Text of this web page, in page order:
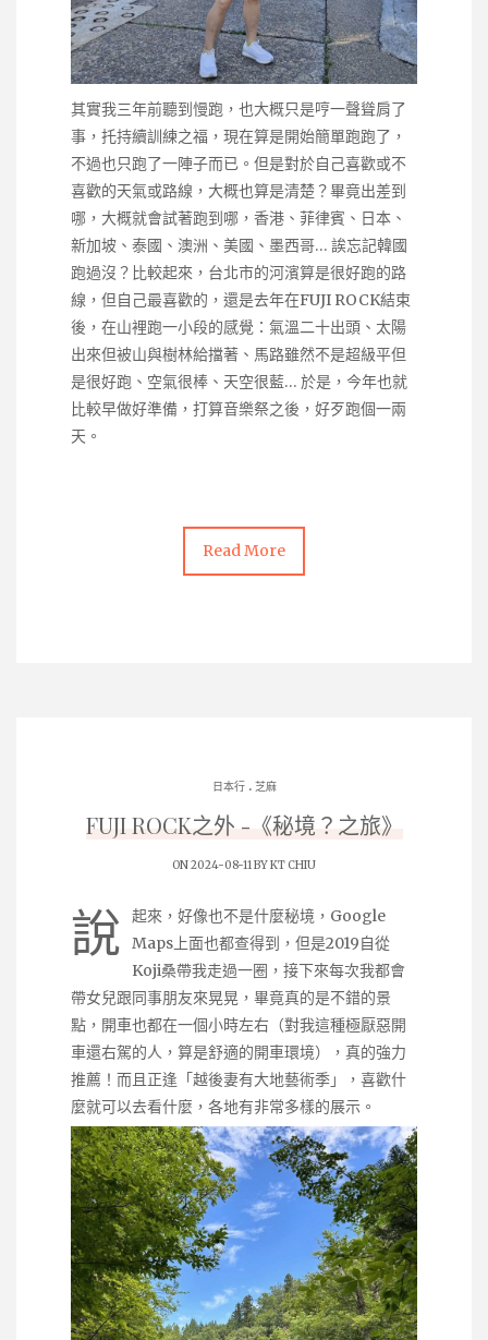
其實我三年前聽到慢跑，也大概只是哼一聲聳肩了
事，托持續訓練之福，現在算是開始簡單跑跑了，
不過也只跑了一陣子而已。但是對於自己喜歡或不
喜歡的天氣或路線，大概也算是清楚？畢竟出差到
哪，大概就會試著跑到哪，香港、菲律賓、日本、
新加坡、泰國、澳洲、美國、墨西哥… 誒忘記韓國
跑過沒？比較起來，台北市的河濱算是很好跑的路
線，但自己最喜歡的，還是去年在FUJI ROCK結束
後，在山裡跑一小段的感覺：氣溫二十出頭、太陽
出來但被山與樹林給擋著、馬路雖然不是超級平但
是很好跑、空氣很棒、天空很藍… 於是，今年也就
比較早做好準備，打算音樂祭之後，好歹跑個一兩
天。
Read More
日本行. 芝麻
FUJI ROCK之外 -《秘境？之旅》
ON 2024-08-11 BYKT CHIU
說
起來，好像也不是什麼秘境，Google
Maps上面也都查得到，但是2019自從
Koji桑帶我走過一圈，接下來每次我都會
帶女兒跟同事朋友來晃晃，畢竟真的是不錯的景
點，開車也都在一個小時左右（對我這種極厭惡開
車還右駕的人，算是舒適的開車環境），真的強力
推薦！而且正逢「越後妻有大地藝術季」，喜歡什
麼就可以去看什麼，各地有非常多樣的展示。